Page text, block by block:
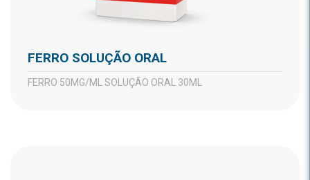
FERRO SOLUÇÃO ORAL
FERRO 50MG/ML SOLUÇÃO ORAL 30ML